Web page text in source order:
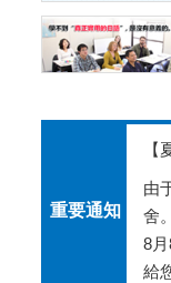
重要通知
【
由
舍。
8
給